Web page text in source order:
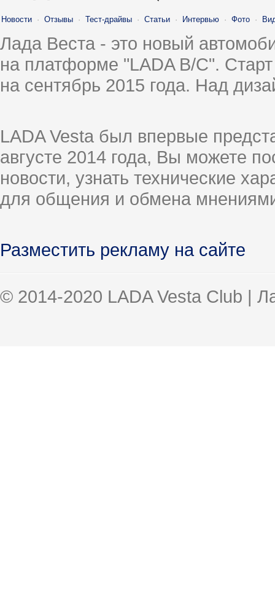
Новости · Отзывы · Тест-драйвы · Статьи · Интервью · Фото ·
Лада Веста - это новый
на платформе "LADA B/C".
на сентябрь 2015 года. Над
LADA Vesta был впервые
августе 2014 года, Вы можете
новости, узнать технические
для общения и обмена
Разместить рекламу на сайте
© 2014-2020 LADA Vesta Club |